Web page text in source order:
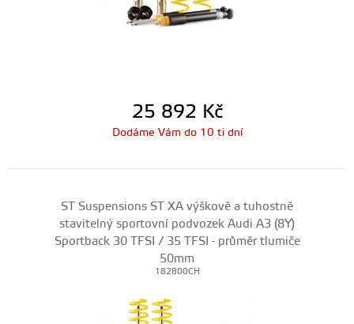
25 892 Kč
Dodáme Vám do 10 ti dní
ST Suspensions ST XA výškově a tuhostně
stavitelný sportovní podvozek Audi A3 (8Y)
Sportback 30 TFSI / 35 TFSI - průměr tlumiče
50mm
182800CH